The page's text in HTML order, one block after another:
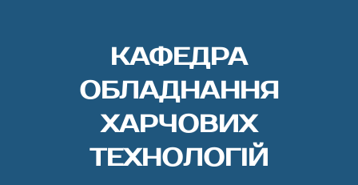
КАФЕДРА
ОБЛАДНАННЯ
ХАРЧОВИХ
ТЕХНОЛОГІЙ